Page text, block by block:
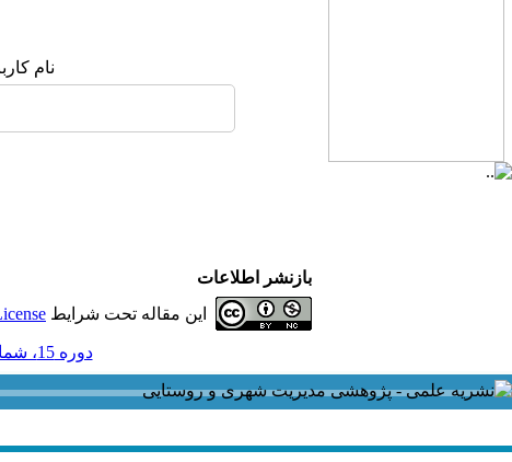
نام
بازنشر اطلاعات
این مقاله تحت شرایط
دوره 15، شماره 42 - ( 3-1395 )